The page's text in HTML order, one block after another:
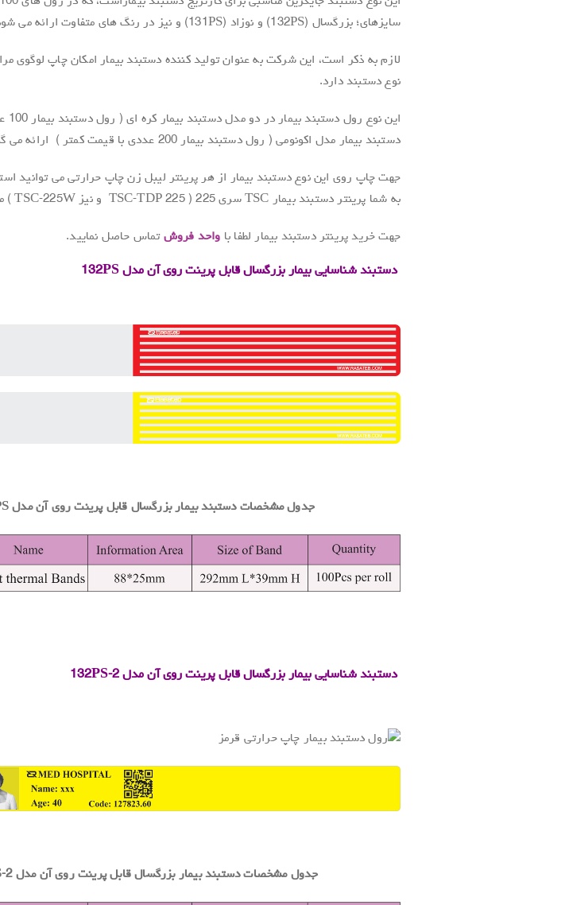
سایزهای؛ بزرگسال (132PS) و نوزاد (131PS) و نیز در رنگ های متفاوت ارائه می شود.
لازم به ذکر است، این شرکت به عنوان تولید کننده دستبند بیمار امکان چاپ لوگوی
نوع دستبند دارد.
دستبند بیمار مدل اکونومی ( رول دستبند بیمار 200 عددی با قیمت کمتر ) ارائه می گردد.
جهت چاپ روی این نوع دستبند بیمار از هر پرینتر لیبل زن چاپ حرارتی می توانید
به شما پرینتر دستبند بیمار TSC سری 225 ( TSC-TDP 225 و نیز TSC-225W ) می باشد.
جهت خرید پرینتر دستبند بیمار لطفا با واحد فروش تماس حاصل نمایید.
دستبند شناسایی بیمار بزرگسال قابل پرینت روی آن مدل 132PS
جدول مشخصات دستبند بیمار بزرگسال قابل پرینت روی آن مدل
دستبند شناسایی بیمار بزرگسال قابل پرینت روی آن مدل 132PS-2
جدول مشخصات دستبند بیمار بزرگسال قابل پرینت روی آن مدل 2